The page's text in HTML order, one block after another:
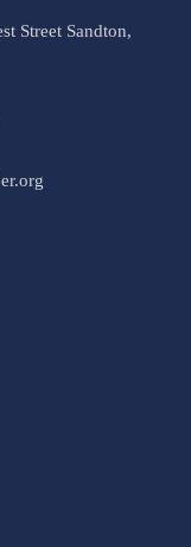
Street Sandton,